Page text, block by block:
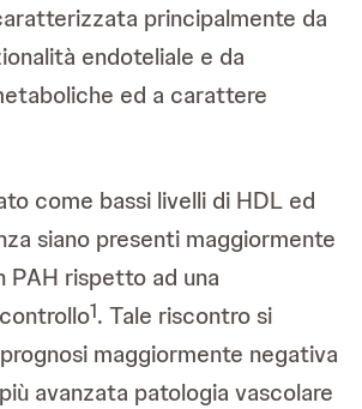
principalmente da
endoteliale e da
ed a carattere
come bassi livelli di HDL ed
siano presenti maggiormente
PAH rispetto ad una
1. Tale riscontro si
maggiormente negativa
avanzata patologia vascolare